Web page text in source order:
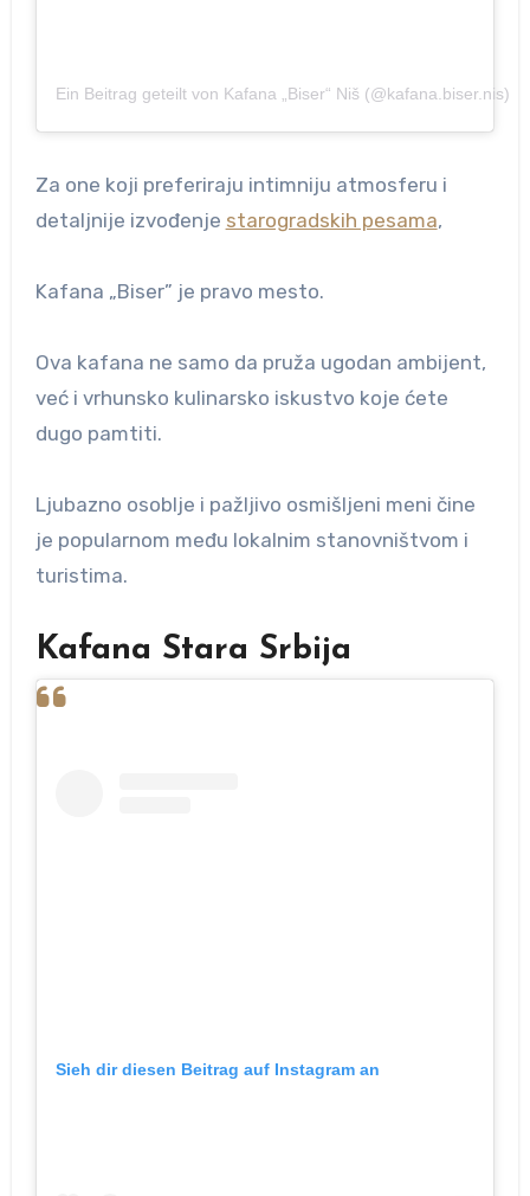
Ein Beitrag geteilt von Kafana „Biser“ Niš (@kafana.biser.nis)
Za one koji preferiraju intimniju atmosferu i
detaljnije izvođenje starogradskih pesama,
Kafana „Biser” je pravo mesto.
Ova kafana ne samo da pruža ugodan ambijent,
već i vrhunsko kulinarsko iskustvo koje ćete
dugo pamtiti.
Ljubazno osoblje i pažljivo osmišljeni meni čine
je popularnom među lokalnim stanovništvom i
turistima.
Kafana Stara Srbija
Sieh dir diesen Beitrag auf Instagram an